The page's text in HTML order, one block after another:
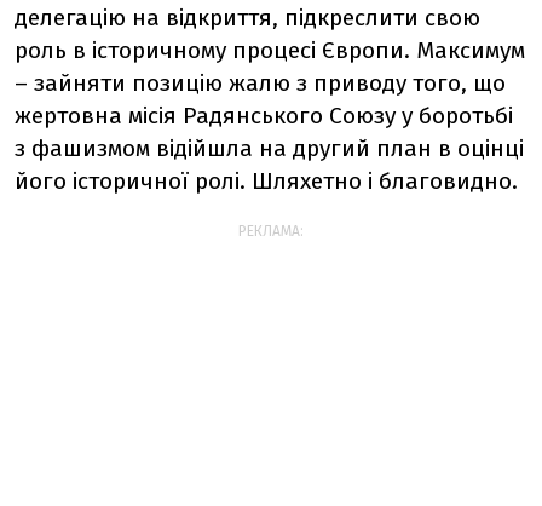
делегацію на відкриття, підкреслити свою
роль в історичному процесі Європи. Максимум
– зайняти позицію жалю з приводу того, що
жертовна місія Радянського Союзу у боротьбі
з фашизмом відійшла на другий план в оцінці
його історичної ролі. Шляхетно і благовидно.
РЕКЛАМА: